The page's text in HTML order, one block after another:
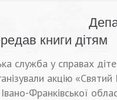
книги дітям
служба у справах
акцію
Франківської